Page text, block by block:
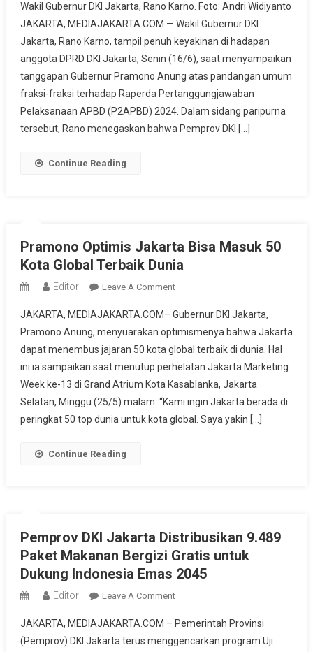
APBD,
Rano:
Kami
Tak
Main-
Main
Kelola
Uang
Wakil Gubernur DKI Jakarta, Rano Karno. Foto: Andri Widiyanto
JAKARTA, MEDIAJAKARTA.COM — Wakil Gubernur DKI
Jakarta, Rano Karno, tampil penuh keyakinan di hadapan
anggota DPRD DKI Jakarta, Senin (16/6), saat menyampaikan
tanggapan Gubernur Pramono Anung atas pandangan umum
fraksi-fraksi terhadap Raperda Pertanggungjawaban
Pelaksanaan APBD (P2APBD) 2024. Dalam sidang paripurna
tersebut, Rano menegaskan bahwa Pemprov DKI […]
Continue Reading
Pramono Optimis Jakarta Bisa Masuk 50
Kota Global Terbaik Dunia
Editor Leave A CommentOn
Optimis
Jakarta
Bisa
Masuk
50
Kota
Global
JAKARTA, MEDIAJAKARTA.COM– Gubernur DKI Jakarta,
Pramono Anung, menyuarakan optimismenya bahwa Jakarta
dapat menembus jajaran 50 kota global terbaik di dunia. Hal
ini ia sampaikan saat menutup perhelatan Jakarta Marketing
Week ke-13 di Grand Atrium Kota Kasablanka, Jakarta
Selatan, Minggu (25/5) malam. “Kami ingin Jakarta berada di
peringkat 50 top dunia untuk kota global. Saya yakin […]
Continue Reading
Pemprov DKI Jakarta Distribusikan 9.489
Paket Makanan Bergizi Gratis untuk
Dukung Indonesia Emas 2045
Editor Leave A CommentOn
DKI
Jakarta
JAKARTA, MEDIAJAKARTA.COM – Pemerintah Provinsi
(Pemprov) DKI Jakarta terus menggencarkan program Uji